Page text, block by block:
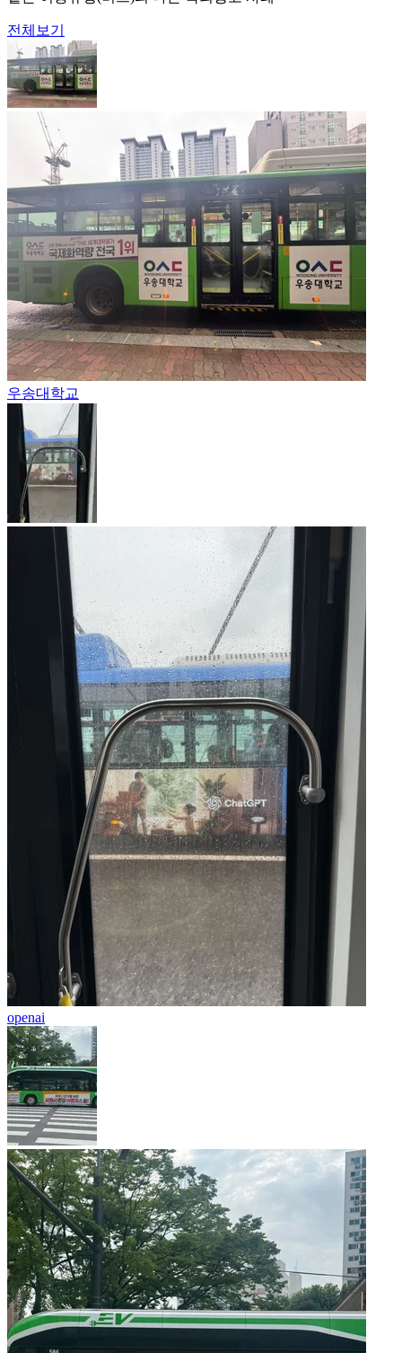
전체보기
우송대학교
openai